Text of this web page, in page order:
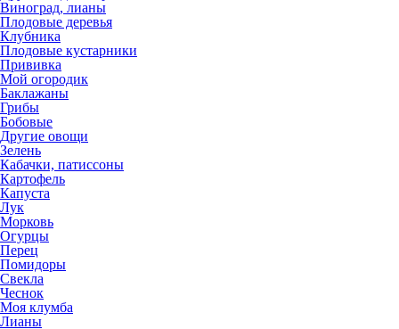
Виноград, лианы
Плодовые деревья
Клубника
Плодовые кустарники
Прививка
Мой огородик
Баклажаны
Грибы
Бобовые
Другие овощи
Зелень
Кабачки, патиссоны
Картофель
Капуста
Лук
Морковь
Огурцы
Перец
Помидоры
Свекла
Чеснок
Моя клумба
Лианы